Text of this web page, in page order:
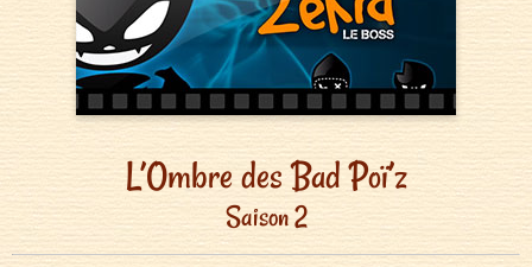
L’Ombre des Bad Poï’z
Saison 2